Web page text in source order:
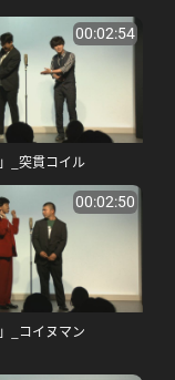
00:02:54
_突貫コイル
00:02:50
_コイヌマン